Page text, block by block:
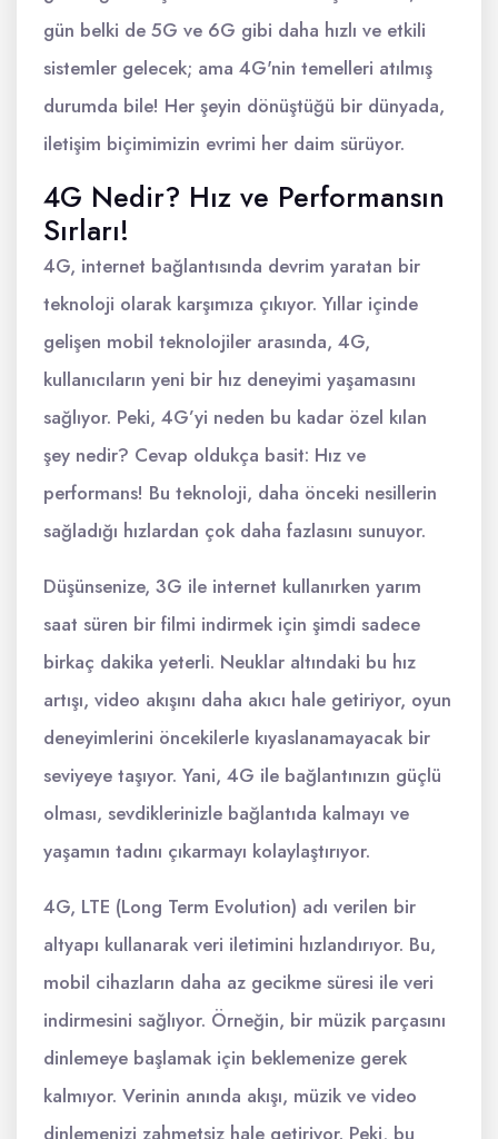
gün belki de 5G ve 6G gibi daha hızlı ve etkili
sistemler gelecek; ama 4G'nin temelleri atılmış
durumda bile! Her şeyin dönüştüğü bir dünyada,
iletişim biçimimizin evrimi her daim sürüyor.
4G Nedir? Hız ve Performansın
Sırları!
4G, internet bağlantısında devrim yaratan bir
teknoloji olarak karşımıza çıkıyor. Yıllar içinde
gelişen mobil teknolojiler arasında, 4G,
kullanıcıların yeni bir hız deneyimi yaşamasını
sağlıyor. Peki, 4G’yi neden bu kadar özel kılan
şey nedir? Cevap oldukça basit: Hız ve
performans! Bu teknoloji, daha önceki nesillerin
sağladığı hızlardan çok daha fazlasını sunuyor.
Düşünsenize, 3G ile internet kullanırken yarım
saat süren bir filmi indirmek için şimdi sadece
birkaç dakika yeterli. Neuklar altındaki bu hız
artışı, video akışını daha akıcı hale getiriyor, oyun
deneyimlerini öncekilerle kıyaslanamayacak bir
seviyeye taşıyor. Yani, 4G ile bağlantınızın güçlü
olması, sevdiklerinizle bağlantıda kalmayı ve
yaşamın tadını çıkarmayı kolaylaştırıyor.
4G, LTE (Long Term Evolution) adı verilen bir
altyapı kullanarak veri iletimini hızlandırıyor. Bu,
mobil cihazların daha az gecikme süresi ile veri
indirmesini sağlıyor. Örneğin, bir müzik parçasını
dinlemeye başlamak için beklemenize gerek
kalmıyor. Verinin anında akışı, müzik ve video
dinlemenizi zahmetsiz hale getiriyor. Peki, bu